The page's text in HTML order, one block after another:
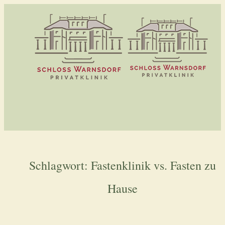
Schlagwort: Fastenklinik vs. Fasten zu
Hause